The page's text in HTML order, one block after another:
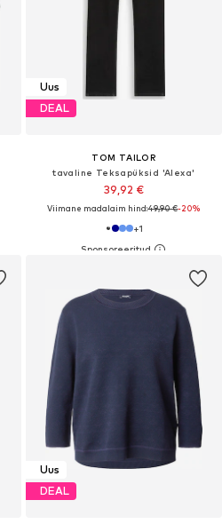
Uus
DEAL
TOM TAILOR
tavaline Teksapüksid 'Alexa'
39,92 €
Viimane madalaim hind:49,90 €-20%
+1
Uus
DEAL